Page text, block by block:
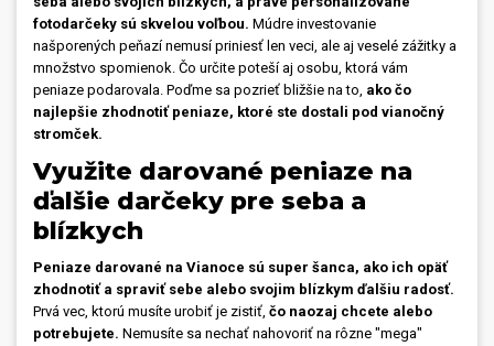
Prívesky, dog tagy, odznaky
Doplnky do kancelárie, domácnosti, auta
Darčeky
0850 11 15 16 faxcopy@faxcopy.sk
Úvod
Novinky Blog
fotodarčeky sú skvelou voľbou. Múdre investovanie
našporených peňazí nemusí priniesť len veci, ale aj veselé zážitky a
množstvo spomienok. Čo určite poteší aj osobu, ktorá vám
peniaze podarovala. Poďme sa pozrieť bližšie na to, ako čo
najlepšie zhodnotiť peniaze, ktoré ste dostali pod vianočný
stromček.
Využite darované peniaze na
ďalšie darčeky pre seba a
blízkych
Peniaze darované na Vianoce sú super šanca, ako ich opäť
zhodnotiť a spraviť sebe alebo svojim blízkym ďalšiu radosť.
Prvá vec, ktorú musíte urobiť je zistiť, čo naozaj chcete alebo
potrebujete. Nemusíte sa nechať nahovoriť na rôzne "mega"